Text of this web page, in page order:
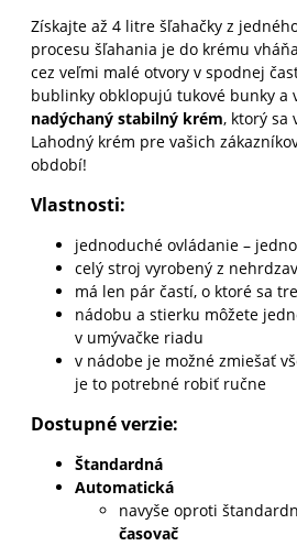
Získajte až 4 litre šľahačky z
procesu šľahania je do krému
cez veľmi malé otvory v spodnej
bublinky obklopujú tukové bunky a
nadýchaný stabilný krém, ktorý sa
Lahodný krém pre vašich
období!
Vlastnosti:
jednoduché ovládanie –
celý stroj vyrobený z
má len pár častí, o ktoré sa
nádobu a stierku môžete
v umývačke riadu
v nádobe je možné zmiešať
je to potrebné robiť ručne
Dostupné verzie:
Štandardná
Automatická
navyše oproti
časovač